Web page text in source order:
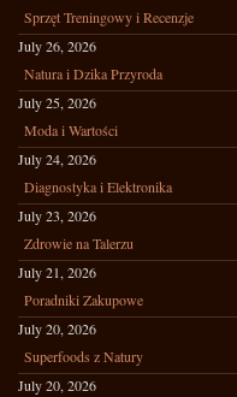
Sprzęt Treningowy i Recenzje
July 26, 2026
Natura i Dzika Przyroda
July 25, 2026
Moda i Wartości
July 24, 2026
Diagnostyka i Elektronika
July 23, 2026
Zdrowie na Talerzu
July 21, 2026
Poradniki Zakupowe
July 20, 2026
Superfoods z Natury
July 20, 2026